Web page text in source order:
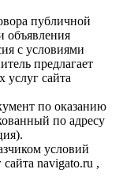
публичной
объявления
с условиями
предлагает
услуг сайта
по оказанию
по адресу
условий
navigato.ru ,